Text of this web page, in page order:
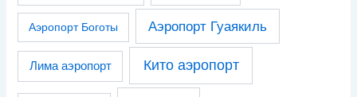
Аэропорт Боготы Аэропорт Гуаякиль
Лима аэропорт Кито аэропорт